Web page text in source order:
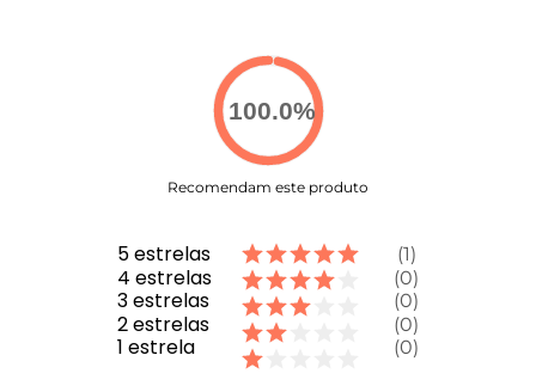
100.0%
Recomendam este produto
5estrelas
4 estrelas
3estrelas
2estrelas
1 estrela
1
0
0
0
0